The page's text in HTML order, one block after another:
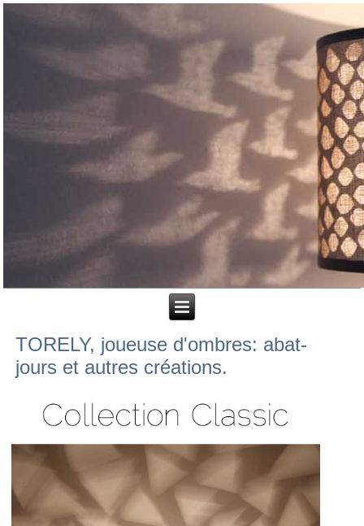
TORELY, joueuse d'ombres: abat-
jours et autres créations.